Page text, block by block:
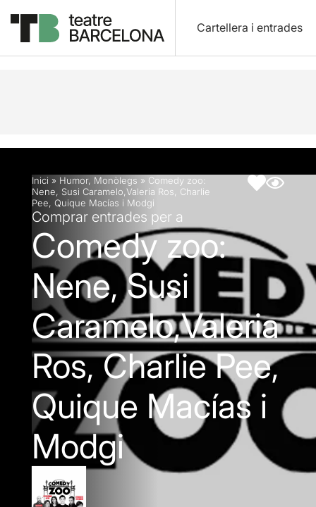
Cartellera i entrades
Descripció Fitxa artística
Inici » Humor, Monòlegs » Comedy zoo:
Nene, Susi Caramelo,Valeria Ros, Charlie
Pee, Quique Macías i Modgi
Comprar entrades per a
Comedy zoo:
Nene, Susi
Caramelo,Valeria
Ros, Charlie Pee,
Quique Macías i
Modgi